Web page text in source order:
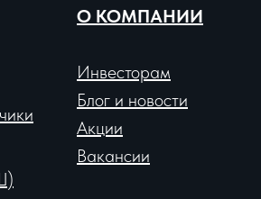
О КОМПАНИИ
Инвесторам
Блог и новости
Акции
Вакансии